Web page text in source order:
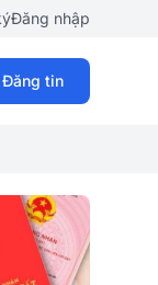
Đăng nhập
Đăng tin